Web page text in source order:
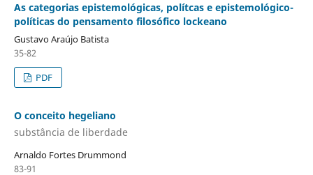
As categorias epistemológicas, polítcas e epistemológico-
políticas do pensamento filosófico lockeano
Gustavo Araújo Batista
35-82
PDF
O conceito hegeliano
substância de liberdade
Arnaldo Fortes Drummond
83-91